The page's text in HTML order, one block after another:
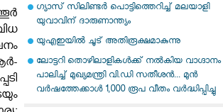
ഗ്യാസ് സിലിണ്ടര്‍ പൊട്ടിത്തെറിച്ച് മലയാളി
യുവാവിന് ദാരുണാന്ത്യം
യുഎഇയില്‍ ചൂട് അതിരൂക്ഷമാകുന്നു
ലോട്ടറി തൊഴിലാളികൾക്ക് നൽകിയ വാഗ്ദാനം
പാലിച്ച് മുഖ്യമന്ത്രി വി.ഡി സതീശൻ... മുൻ
വർഷത്തേക്കാൾ 1,000 രൂപ വീതം വർദ്ധിപ്പിച്ചു